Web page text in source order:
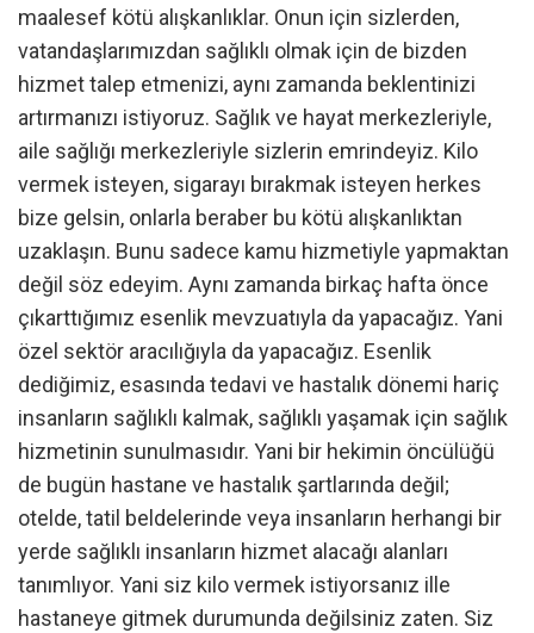
maalesef kötü alışkanlıklar. Onun için sizlerden,
vatandaşlarımızdan sağlıklı olmak için de bizden
hizmet talep etmenizi, aynı zamanda beklentinizi
artırmanızı istiyoruz. Sağlık ve hayat merkezleriyle,
aile sağlığı merkezleriyle sizlerin emrindeyiz. Kilo
vermek isteyen, sigarayı bırakmak isteyen herkes
bize gelsin, onlarla beraber bu kötü alışkanlıktan
uzaklaşın. Bunu sadece kamu hizmetiyle yapmaktan
değil söz edeyim. Aynı zamanda birkaç hafta önce
çıkarttığımız esenlik mevzuatıyla da yapacağız. Yani
özel sektör aracılığıyla da yapacağız. Esenlik
dediğimiz, esasında tedavi ve hastalık dönemi hariç
insanların sağlıklı kalmak, sağlıklı yaşamak için sağlık
hizmetinin sunulmasıdır. Yani bir hekimin öncülüğü
de bugün hastane ve hastalık şartlarında değil;
otelde, tatil beldelerinde veya insanların herhangi bir
yerde sağlıklı insanların hizmet alacağı alanları
tanımlıyor. Yani siz kilo vermek istiyorsanız ille
hastaneye gitmek durumunda değilsiniz zaten. Siz